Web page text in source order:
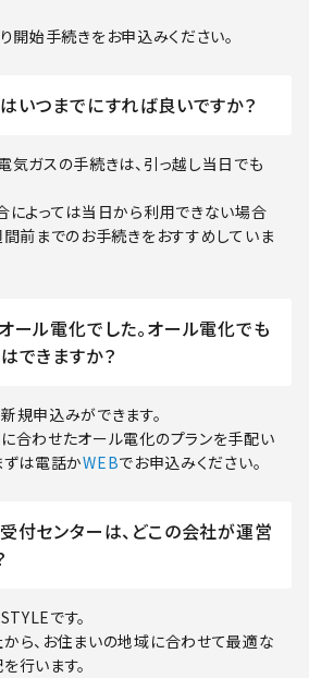
開始手続きをお申込みください。
いつまでにすれば良いですか？
気ガスの手続きは、引っ越し当日でも
によっては当日から利用できない場合
間前までのお手続きをおすすめしていま
ール電化でした。オール電化でも
できますか？
規申込みができます。
合わせたオール電化のプランを手配い
ずは電話かWEBでお申込みください。
付センターは、どこの会社が運営
です。
ら、お住まいの地域に合わせて最適な
行います。